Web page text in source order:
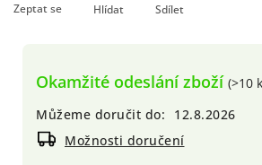
Okamžité odeslání zboží (>10
Můžeme doručit do:
12.8.2026
Možnosti doručení
Zeptat se Hlídat Sdílet